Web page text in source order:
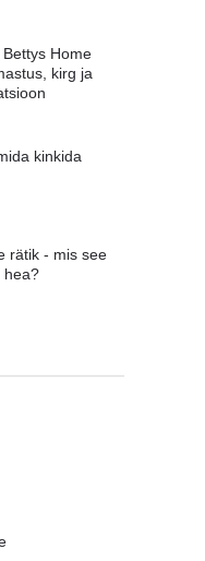
Home
kirg ja
kinkida
rätik - mis see
hea?